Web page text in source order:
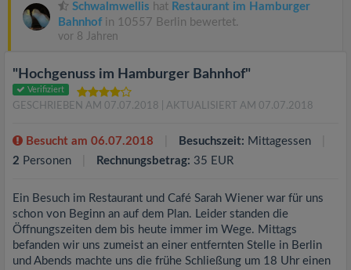
Schwalmwellis hat Restaurant im Hamburger
Bahnhof in 10557 Berlin bewertet.
vor 8 Jahren
"Hochgenuss im Hamburger Bahnhof"
Verifiziert
GESCHRIEBEN AM 07.07.2018 | AKTUALISIERT AM 07.07.2018
Besucht am 06.07.2018 Besuchszeit: Mittagessen
2 Personen Rechnungsbetrag: 35 EUR
Ein Besuch im Restaurant und Café Sarah Wiener war für uns
schon von Beginn an auf dem Plan. Leider standen die
Öffnungszeiten dem bis heute immer im Wege. Mittags
befanden wir uns zumeist an einer entfernten Stelle in Berlin
und Abends machte uns die frühe Schließung um 18 Uhr einen